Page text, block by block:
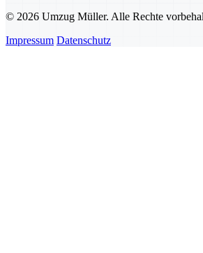
© 2026 Umzug Müller. Alle Rechte
Impressum Datenschutz